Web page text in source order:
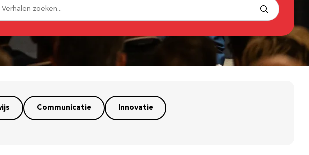
Communicatie Innovatie